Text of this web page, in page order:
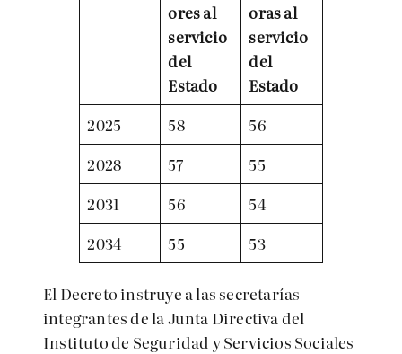
oresal
servicio
del
Estado
orasal
servicio
del
Estado
2025
58
56
2028
57
55
2031
56
54
2034
55 53
El Decreto instruye a las secretarías
integrantes de la Junta Directiva del
Instituto de Seguridad y Servicios Sociales